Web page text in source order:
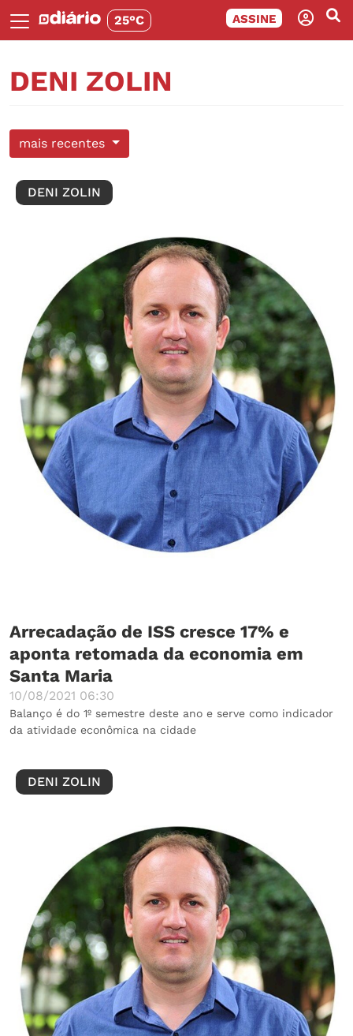
25°C ASSINE
DENI ZOLIN
mais recentes
DENI ZOLIN
Arrecadação de ISS cresce 17% e
aponta retomada da economia em
Santa Maria
10/08/2021 06:30
Balanço é do 1º semestre deste ano e serve como indicador
da atividade econômica na cidade
DENI ZOLIN